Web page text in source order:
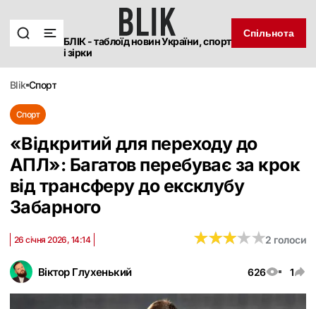
БЛІК - таблоїд новин України, спорт
і зірки
Спільнота
blik спорт
Спорт
«Відкритий для переходу до
АПЛ»: Багатов перебуває за крок
від трансферу до ексклубу
Забарного
Віктор Глухенький 626 1
26 січня 2026, 14:14 ★★★★★
★★★★★2 голоси